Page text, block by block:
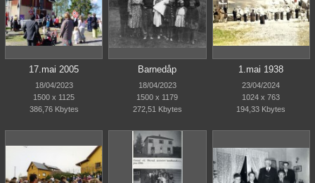
17.mai 2005
18/04/2023
1500 x 1125
386,76 Kbytes
Barnedåp
18/04/2023
1500 x 1179
272,51 Kbytes
1.mai 1938
23/04/2024
1024 x 763
194,33 Kbytes